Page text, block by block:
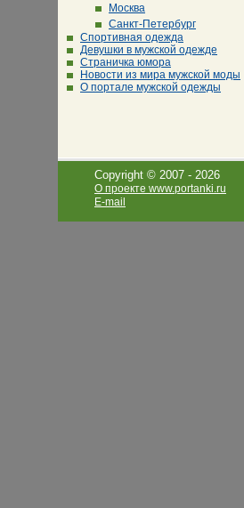
Москва
Санкт-Петербург
Спортивная одежда
Девушки в мужской одежде
Страничка юмора
Новости из мира мужской моды
О портале мужской одежды
Copyright © 2007 - 2026
О проекте www.portanki.ru
E-mail